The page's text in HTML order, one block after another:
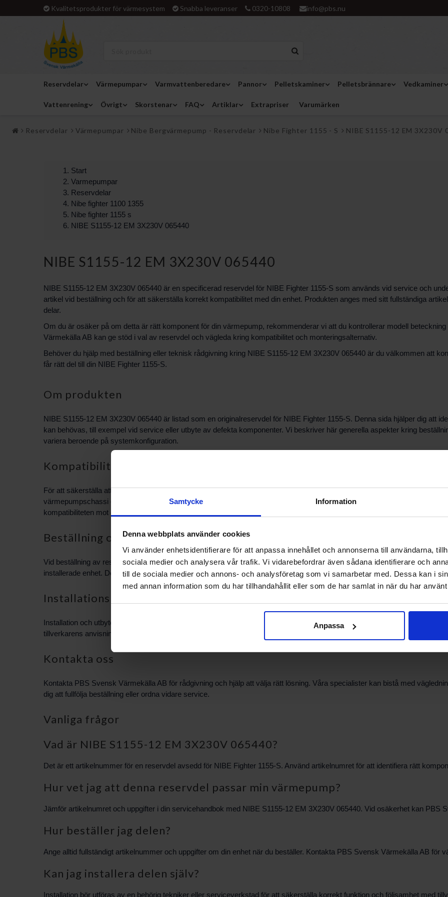
Samtycke Information
Denna webbplats använder cookies
Vi använder enhetsidentifierare för att anpassa innehållet och annonserna till användarna,
sociala medier och analysera vår trafik. Vi vidarebefordrar även sådana identifierare och
till de sociala medier och annons- och analysföretag som vi samarbetar med. Dessa kan i
med annan information som du har tillhandahållit eller som de har samlat in när du har
Anpassa
Kvalitetsprodukter för värmesystem Snabba leveranser 0320-10808 info@pbs.nu
Reservdelar Värmepumpar Varmvattenberedare Pannor Pelletskaminer Pelletsbrännare Vedkaminer
Vattenrening Övrigt Skorstenar FAQ Artiklar Extrapriser Varumärken
Reservdelar Värmepumpar Nibe Bergvärmepump - Reservdelar Nibe Fighter 1155 - S NIBE S1155-12 EM 3X230V
Start
Varmepumpar
Reservdelar
Nibe fighter 1100 1355
Nibe fighter 1155 s
NIBE S1155-12 EM 3X230V 065440
NIBE S1155-12 EM 3X230V 065440
NIBE S1155-12 EM 3X230V 065440 är en specificerad reservdel för NIBE Fighter 1155-S som används vid service och
artikel vid beställning och för att säkerställa korrekt kompatibilitet med din enhet. Produkten anges med sitt fullständiga
delar.
Om du är osäker på om detta är rätt komponent för din värmepump, rekommenderar vi att du kontrollerar modell
Värmekälla AB kan ge stöd i val av reservdel och vägleda kring kompatibilitet och monteringsalternativ.
Behöver du hjälp med beställning eller teknisk rådgivning kring NIBE S1155-12 EM 3X230V 065440 är du välkommen att
får rätt del till din NIBE Fighter 1155-S.
Om produkten
NIBE S1155-12 EM 3X230V 065440 är listad som en originalreservdel för NIBE Fighter 1155-S. Denna sida hjälper dig att
kan behövas, till exempel vid service eller utbyte av defekta komponenter. Vi beskriver här generella aspekter kring
variera beroende på systemkonfiguration.
Kompatibilitet och identifiering
För att säkerställa att du beställer rätt del ska du jämföra artikelnumret på din befintliga komponent med NIBE S1155-12 EM
värmepumpschassi och serienummer stämmer överens med de uppgifter som finns i servicehandboken. Om du är osäker
kompatibiliteten mot din NIBE Fighter 1155-S.
Beställning och leverans
Vid beställning av reservdelar via PBS Svensk Värmekälla AB rekommenderar vi att du anger fullständigt artikelnummer
installerade enhet. Detta underlättar hanteringen och minskar risken för felbeställningar. Kontakta oss för information om
Installationsråd och service
Installation och utbyte av komponenter bör genomföras av behörig installatör eller serviceverkstad. För att bevara
tillverkarens anvisningar och lokala föreskrifter. PBS Svensk Värmekälla AB kan vid behov rekommendera auktoriserade
Kontakta oss
Kontakta PBS Svensk Värmekälla AB för rådgivning och hjälp att välja rätt lösning. Våra specialister kan bistå med
dig att fullfölja beställning eller ordna vidare service.
Vanliga frågor
Vad är NIBE S1155-12 EM 3X230V 065440?
Det är ett artikelnummer för en reservdel avsedd för NIBE Fighter 1155-S. Använd artikelnumret för att identifiera rätt
Hur vet jag att denna reservdel passar min värmepump?
Jämför artikelnumret och uppgifter i din servicehandbok med NIBE S1155-12 EM 3X230V 065440. Vid osäkerhet kan PBS
Hur beställer jag delen?
Ange alltid fullständigt artikelnummer och uppgifter om din enhet när du beställer. Kontakta PBS Svensk Värmekälla AB för
Kan jag installera delen själv?
Installation bör utföras av en behörig tekniker eller serviceverkstad för att säkerställa korrekt funktion och följsamhet med